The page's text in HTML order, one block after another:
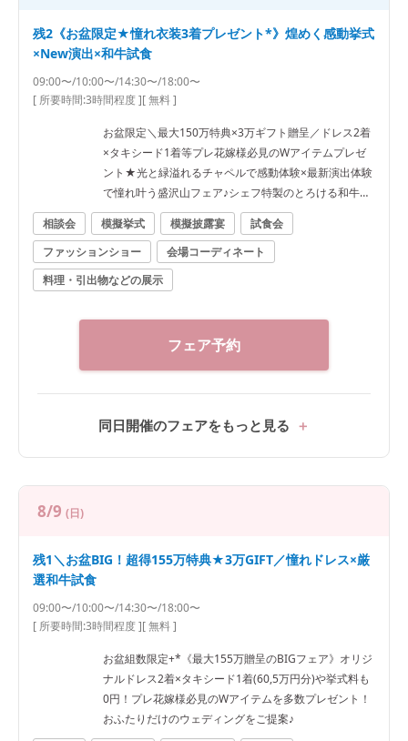
残2《お盆限定★憧れ衣装3着プレゼント*》煌めく感動挙式
×New演出×和牛試食
09:00〜/10:00〜/14:30〜/18:00〜
[ 所要時間:3時間程度][ 無料 ]
お盆限定＼最大150万特典×3万ギフト贈呈／ドレス2着
×タキシード1着等プレ花嫁様必見のWアイテムプレゼ
ント★光と緑溢れるチャペルで感動体験×最新演出体験
で憧れ叶う盛沢山フェア♪シェフ特製のとろける和牛試
食付
相談会 模擬挙式 模擬披露宴
試食会
ファッションショー
会場コーディネート
料理・引出物などの展示
フェア予約
同日開催のフェアをもっと見る
8/9 (日)
残1＼お盆BIG！超得155万特典★3万GIFT／憧れドレス×厳
選和牛試食
09:00〜/10:00〜/14:30〜/18:00〜
[ 所要時間:3時間程度][ 無料 ]
お盆組数限定+*《最大155万贈呈のBIGフェア》オリジ
ナルドレス2着×タキシード1着(60,5万円分)や挙式料も
0円！プレ花嫁様必見のWアイテムを多数プレゼント！
おふたりだけのウェディングをご提案♪